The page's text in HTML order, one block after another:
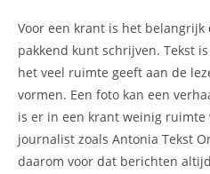
Voor een krant is het
pakkend kunt schrijven. Tekst
het veel ruimte geeft aan de
vormen. Een foto kan een
is er in een krant weinig ruimte
journalist zoals Antonia Tekst
daarom voor dat berichten